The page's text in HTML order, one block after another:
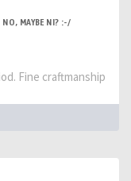
NO, MAYBE NI? :-/
Fine craftmanship